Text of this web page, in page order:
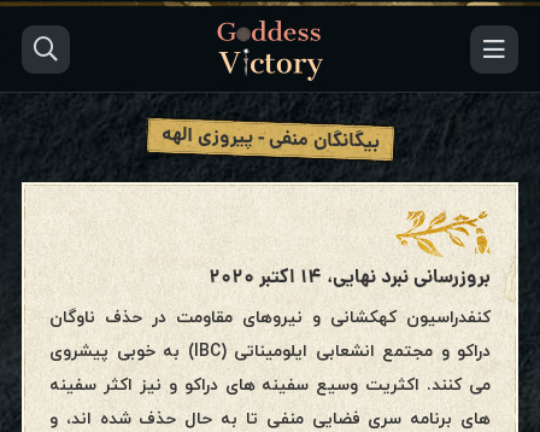
بیگانگان منفی - پیروزی الهه
بروزرسانی نبرد نهایی، ۱۴ اکتبر ۲۰۲۰
کنفدراسیون کهکشانی و نیروهای مقاومت در حذف ناوگان
دراکو و مجتمع انشعابی ایلومیناتی (IBC) به خوبی پیشروی
می کنند. اکثریت وسیع سفینه های دراکو و نیز اکثر سفینه
های برنامه سری فضایی منفی تا به حال حذف شده اند، و